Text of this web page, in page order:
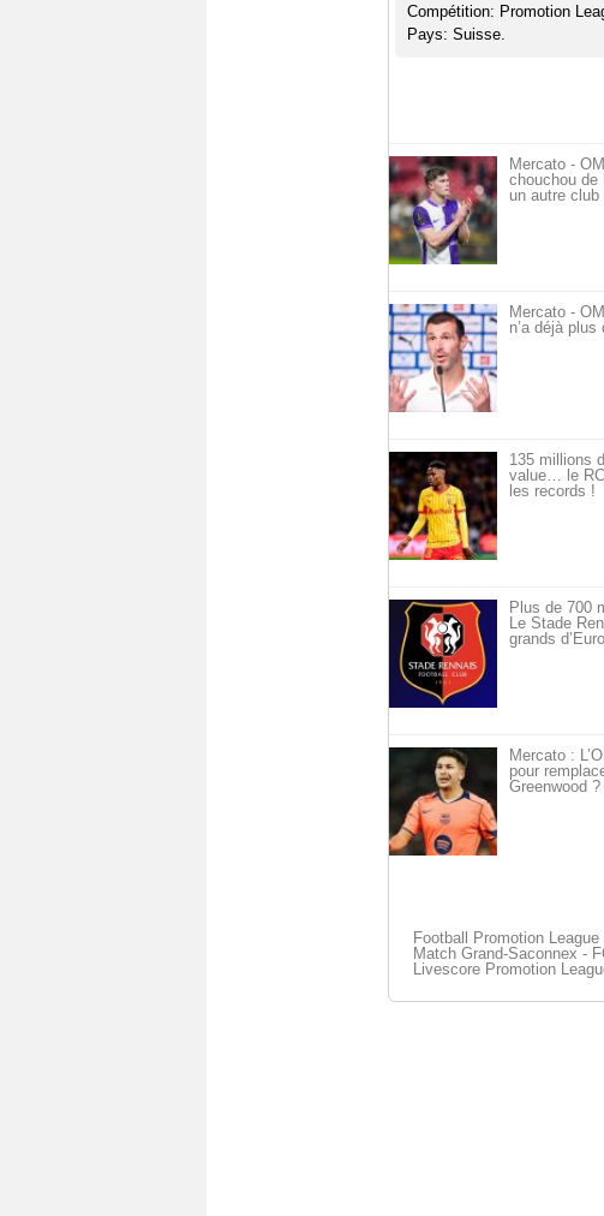
Compétition: Promotion
Pays: Suisse.
Mercato -
chouchou de
un autre
Mercato -
n’a déjà plus
135 millions
value… le
les records !
Plus de 700
Le Stade
grands
Mercato :
pour
Greenwood ?
Football Promotion League
Match Grand-Saconnex -
Livescore Promotion